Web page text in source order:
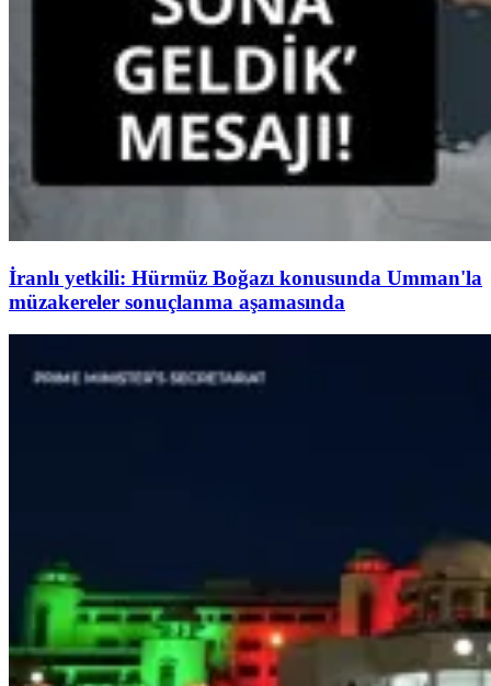
İranlı yetkili: Hürmüz Boğazı konusunda Umman'la
müzakereler sonuçlanma aşamasında